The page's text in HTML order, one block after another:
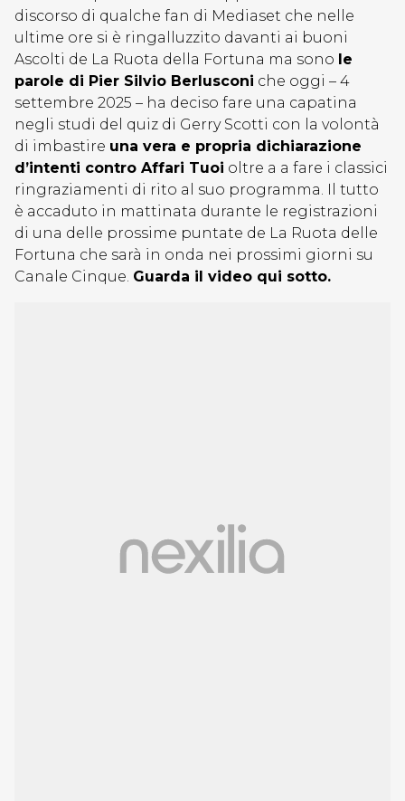
discorso di qualche fan di Mediaset che nelle
ultime ore si è ringalluzzito davanti ai buoni
Ascolti de La Ruota della Fortuna ma sono le
parole di Pier Silvio Berlusconi che oggi – 4
settembre 2025 – ha deciso fare una capatina
negli studi del quiz di Gerry Scotti con la volontà
di imbastire una vera e propria dichiarazione
d’intenti contro Affari Tuoi oltre a a fare i classici
ringraziamenti di rito al suo programma. Il tutto
è accaduto in mattinata durante le registrazioni
di una delle prossime puntate de La Ruota delle
Fortuna che sarà in onda nei prossimi giorni su
Canale Cinque. Guarda il video qui sotto.